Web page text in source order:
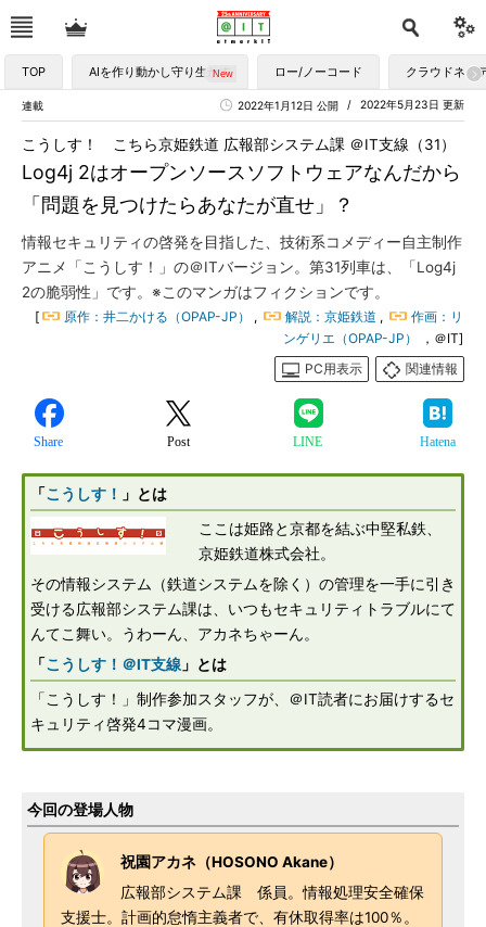
TOP AIを作り動かし守り生かす ロー/ノーコード クラウドネイ
連載 2022年5月23日 更新
2022年1月12日 公開
Log4j 2はオープンソースソフトウェアなんだから
「問題を見つけたらあなたが直せ」？
こうしす！ こちら京姫鉄道 広報部システム課 ＠IT支線（31）
情報セキュリティの啓発を目指した、技術系コメディー自主制作
アニメ「こうしす！」の＠ITバージョン。第31列車は、「Log4j
2の脆弱性」です。※このマンガはフィクションです。
[ 原作：井二かける（OPAP-JP） , 解説：京姫鉄道 ,
作画：リ
ンゲリエ（OPAP-JP）
，＠IT]
PC用表示
関連情報
Share Post LINE Hatena
「こうしす！
」とは
ここは姫路と京都を結ぶ中堅私鉄、
京姫鉄道株式会社。
その情報システム（鉄道システムを除く）の管理を一手に引き
受ける広報部システム課は、いつもセキュリティトラブルにて
んてこ舞い。うわーん、アカネちゃーん。
「こうしす！＠IT支線 」とは
「こうしす！」制作参加スタッフが、＠IT読者にお届けするセ
キュリティ啓発4コマ漫画。
今回の登場人物
祝園アカネ（HOSONO Akane）
広報部システム課 係員。情報処理安全確保
支援士。計画的怠惰主義者で、有休取得率は100％。